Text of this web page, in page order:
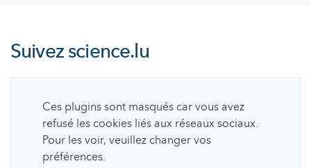
Suivezscience.lu
Ces plugins sont masqués car vous avez
refusé les cookies liés aux réseaux sociaux.
Pour les voir, veuillez changer vos
préférences.